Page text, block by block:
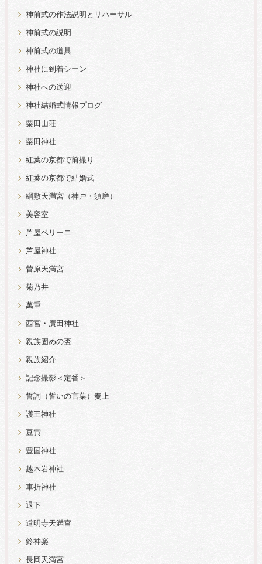
神前式の作法説明とリハーサル
神前式の説明
神前式の道具
神社に到着シーン
神社への送迎
神社結婚式情報ブログ
粟田山荘
粟田神社
紅葉の京都で前撮り
紅葉の京都で結婚式
綱敷天満宮（神戸・須磨）
美容室
芦屋ベリーニ
芦屋神社
菅原天満宮
菊乃井
萬重
西宮・廣田神社
親族固めの盃
親族紹介
記念撮影＜定番＞
誓詞（誓いの言葉）奏上
護王神社
豆寅
豊国神社
越木岩神社
車折神社
退下
道明寺天満宮
鈴神楽
長岡天満宮